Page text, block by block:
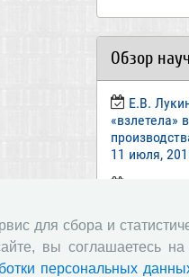
Обзор
Е.В.
«взлетела»
11 июля,
В.Н.
для сбора и
вы соглашаетесь на
персональных